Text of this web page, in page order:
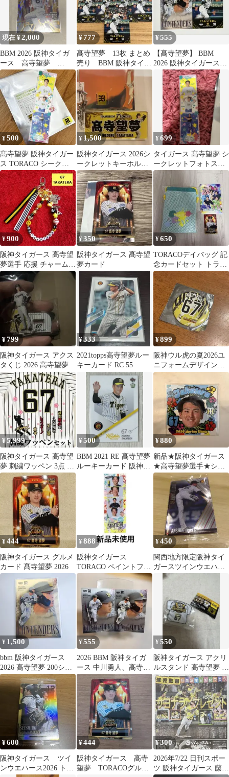
現在 ¥2,000
BBM 2026 阪神タイガ
ース 高寺望夢
myfave 50枚限定
¥777
髙寺望夢 13枚 まとめ
売り BBM 阪神タイガ
ース 2026
¥555
【髙寺望夢】 BBM
2026 阪神タイガース
CONTENDERS 2枚セッ
¥500
髙寺望夢 阪神タイガー
ス TORACO シークレ
ットフォトステッカー
¥ 1,500
阪神タイガース 2026シ
ークレットキーホルダ
ー第2弾 髙寺望夢
¥699
タイガース 髙寺望夢 シ
ークレットフォトステ
ッカー 67
¥900
阪神タイガース 高寺望
夢選手 応援 チャーム
キーホルダー
¥350
阪神タイガース 髙寺望
夢カード
¥650
TORACOデイバッグ 記
念カードセット トラコ
ニットバック
¥799
阪神タイガース アクス
タくじ 2026 高寺望夢
¥333
2021topps高寺望夢ルー
キーカード RC 55
¥899
阪神ウル虎の夏2026ユ
ニフォームデザイン限
定缶バッジ高寺望夢
¥5,999
阪神タイガース 高寺望
夢 刺繍ワッペン 3点 セ
ット【黒】【ピンク】
応援歌
¥500
BBM 2021 RE 髙寺望夢
ルーキーカード 阪神タ
イガース
¥880
新品★阪神タイガース
★高寺望夢選手★シー
ル★ステッカー★67番
¥444
阪神タイガース グルメ
カード 髙寺望夢 2026
¥ 888
阪神タイガース
TORACO ペイントフォ
トグレイ 髙寺望夢選手
¥450
関西地方限定阪神タイ
ガースツインウエハー
ス2026
¥ 1,500
bbm 阪神タイガース
2026 髙寺望夢 200シリ
アル
¥555
2026 BBM 阪神タイガ
ース 中川勇人、高寺望
夢 インサートセット
¥550
阪神タイガース アクリ
ルスタンド 高寺望夢 選
手
¥600
阪神タイガース ツイ
ンウエハース2026 トレ
¥444
阪神タイガース 髙寺
望夢 TORACOグルメ
¥300
2026年7/22 日刊スポー
ツ 阪神タイガース 藤川